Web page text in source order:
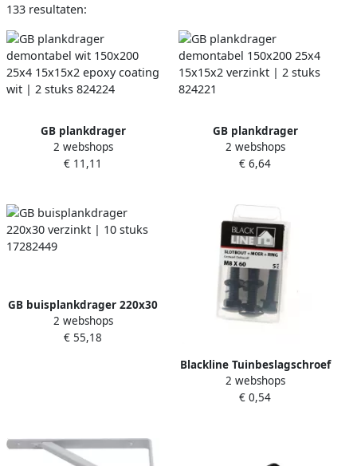
133 resultaten:
GB plankdrager
demontabel wit 150x200
25x4 15x15x2 epoxy coating
2 webshops
€ 11,11
GB plankdrager
demontabel 150x200 25x4
15x15x2 verzinkt | 2 stuks
2 webshops
€ 6,64
GB buisplankdrager 220x30
verzinkt | 10 stuks
17282449
2 webshops
€ 55,18
Blackline Tuinbeslagschroef
Ar-Coating Ovk Zwarte Kop
Torx TX30 6.0X40 | 30 stuks
2 webshops
€ 0,54